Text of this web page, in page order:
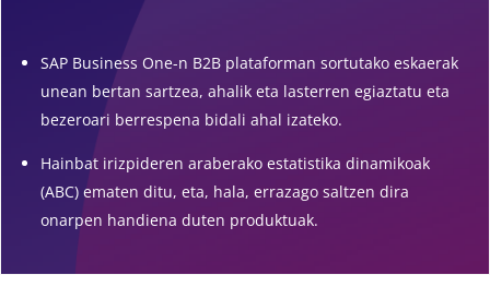
SAP Business One-n B2B plataforman sortutako eskaerak
unean bertan sartzea, ahalik eta lasterren egiaztatu eta
bezeroari berrespena bidali ahal izateko.
Hainbat irizpideren araberako estatistika dinamikoak
(ABC) ematen ditu, eta, hala, errazago saltzen dira
onarpen handiena duten produktuak.